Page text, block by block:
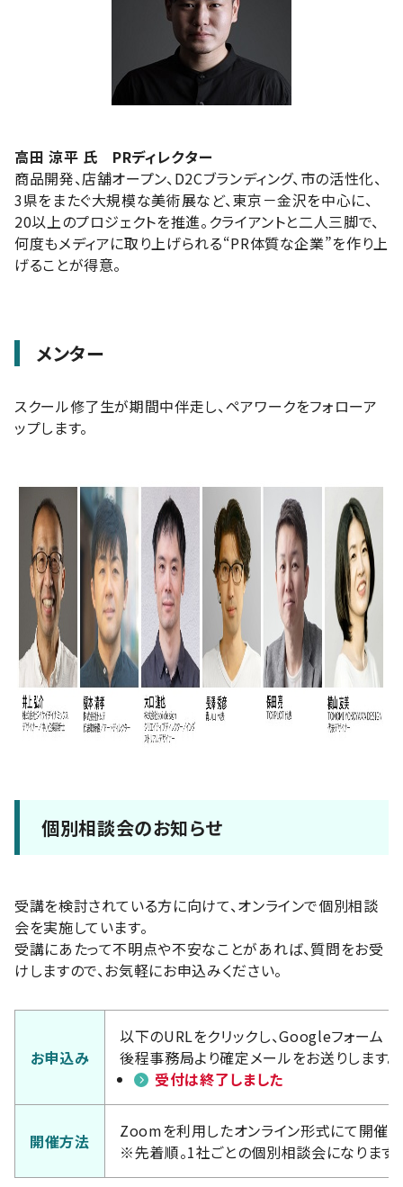
高田 涼平 氏 PRディレクター
商品開発、店舗オープン、D2Cブランディング、市の活性化、
3県をまたぐ大規模な美術展など、東京－金沢を中心に、
20以上のプロジェクトを推進。クライアントと二人三脚で、
何度もメディアに取り上げられる“PR体質な企業”を作り上
げることが得意。
メンター
スクール修了生が期間中伴走し、ペアワークをフォローア
ップします。
個別相談会のお知らせ
受講を検討されている方に向けて、オンラインで個別相談
会を実施しています。
受講にあたって不明点や不安なことがあれば、質問をお受
けしますので、お気軽にお申込みください。
お申込み
以下のURLをクリックし、Googleフォーム
後程事務局より確定メールをお送りします。
受付は終了しました
開催方法
Zoomを利用したオンライン形式にて開催し
※先着順。1社ごとの個別相談会になります。